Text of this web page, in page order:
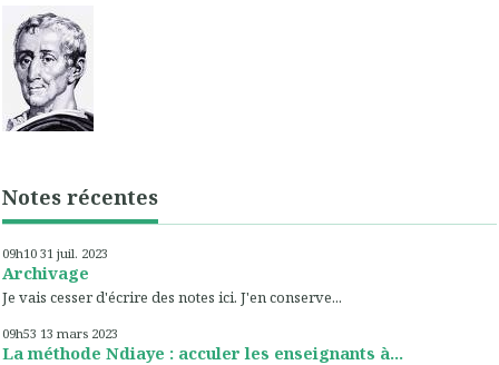
Notes récentes
09h10 31 juil. 2023
Archivage
Je vais cesser d'écrire des notes ici. J'en conserve...
09h53 13 mars 2023
La méthode Ndiaye : acculer les enseignants à...